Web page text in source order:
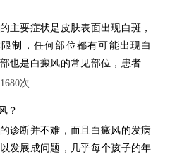
主要症状是皮肤表面出现白斑，
制，任何部位都有可能出现白
也是白癜风的常见部位，患者要
如
1680次
？
诊断并不难，而且白癜风的发病
发展成问题，几乎每个孩子的年